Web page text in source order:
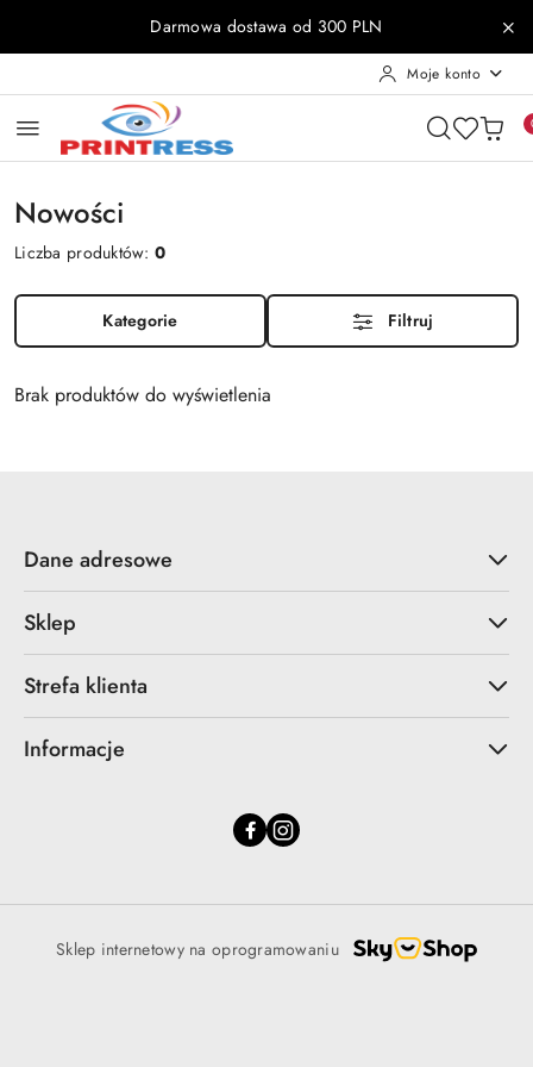
Przejdź do treści głównej
Przejdź do wyszukiwarki
Przejdź do moje konto
Przejdź do menu głównego
Przejdź do stopkiDarmowa dostawa od 300 PLN
Moje konto
Nowości
Liczba produktów:0
Kategorie Filtruj
Brak produktów do wyświetlenia
Dane adresowe
Sklep
Strefa klienta
Informacje
Sklep internetowy na oprogramowaniu